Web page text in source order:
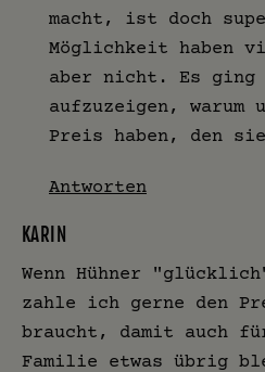
macht, ist doch
Möglichkeit haben
aber nicht. Es ging
aufzuzeigen, warum
Preis haben, den
Antworten
KARIN
Wenn Hühner
zahle ich gerne den
braucht, damit auch
Familie etwas übrig